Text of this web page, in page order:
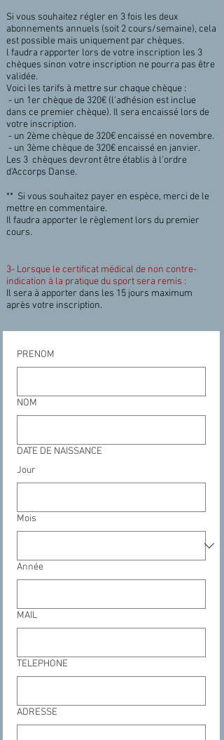
Si vous souhaitez régler en 3 fois les deux
abonnements annuels (soit 2 cours/semaine), cela
est possible mais uniquement par chèques.
l faudra rapporter lors de votre inscription les 3
chèques sinon votre inscription ne pourra pas être
validée.
Voici les tarifs à mettre sur chaque chèque :
- un 1er chèque de 320€ (l'adhésion est inclue
dans ce premier chèque). Il sera encaissé lors de
votre inscription.
- un 2ème chèque de 320€ encaissé en novembre.
- un 3ème chèque de 320€ encaissé en janvier.
Les 3 chèques devront être établis à l'ordre
d'Accorps Danse.
** Si vous souhaitez payer en espèce, merci de le
mettre en commentaire.
Il faudra apporter le règlement lors du premier
cours.
3- Lorsque lecertificat médical de non contre-
indication à la pratique du sport sera remis :
Il sera à apporter dans les 15 jours maximum
après votre inscription.
PRENOM
NOM
DATE DE NAISSANCE
Jour
Mois
Année
MAIL
TELEPHONE
ADRESSE